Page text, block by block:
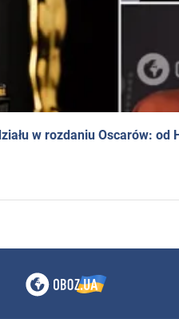
w rozdaniu Oscarów: od